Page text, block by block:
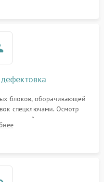
блоков, оборачивающей
спецключами. Осмотр
пружин и
причин люфта, смещения